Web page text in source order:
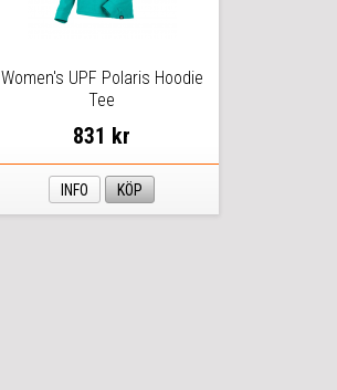
Women's UPF Polaris Hoodie
Tee
831 kr
INFO KÖP